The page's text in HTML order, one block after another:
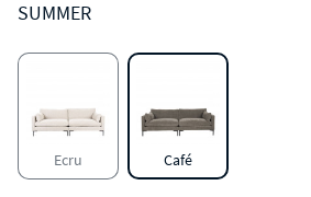
SUMMER
Canapé droit 3 places en tissu
Ecru Café